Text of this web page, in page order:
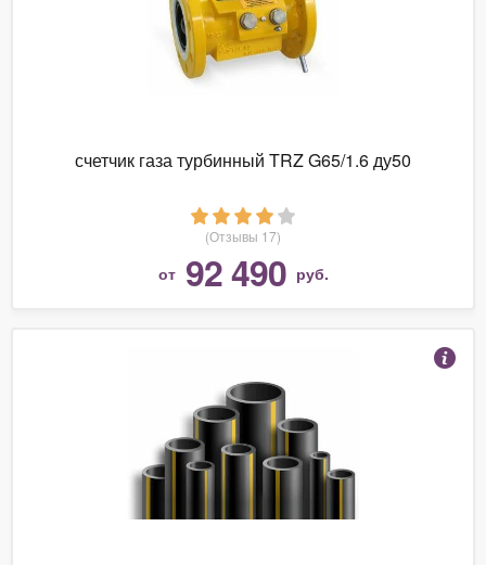
счетчик газа турбинный TRZ G65/1.6 ду50
(Отзывы 17)
от 92 490 руб.